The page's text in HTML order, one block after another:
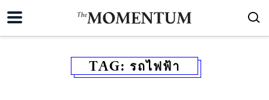
TAG: รถไฟฟ้า